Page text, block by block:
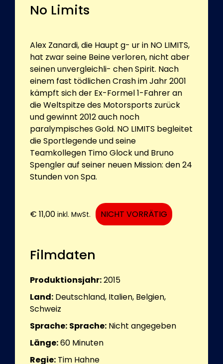
No Limits
Alex Zanardi, die Haupt g- ur in NO LIMITS,
hat zwar seine Beine verloren, nicht aber
seinen unvergleichli- chen Spirit. Nach
einem fast tödlichen Crash im Jahr 2001
kämpft sich der Ex-Formel 1-Fahrer an
die Weltspitze des Motorsports zurück
und gewinnt 2012 auch noch
paralympisches Gold. NO LIMITS begleitet
die Sportlegende und seine
Teamkollegen Timo Glock und Bruno
Spengler auf seiner neuen Mission: den 24
Stunden von Spa.
€ 11,00 inkl. MwSt. NICHT VORRÄTIG
Filmdaten
Produktionsjahr:2015
Land: Deutschland, Italien, Belgien,
Schweiz
Sprache: Sprache: Nicht angegeben
Länge:60 Minuten
Regie: Tim Hahne